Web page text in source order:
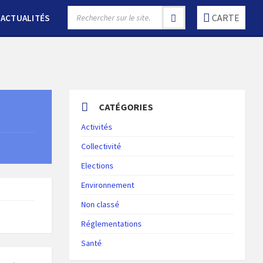
ACTUALITÉS CARTE
CATÉGORIES
Activités
Collectivité
Elections
Environnement
Non classé
Réglementations
Santé